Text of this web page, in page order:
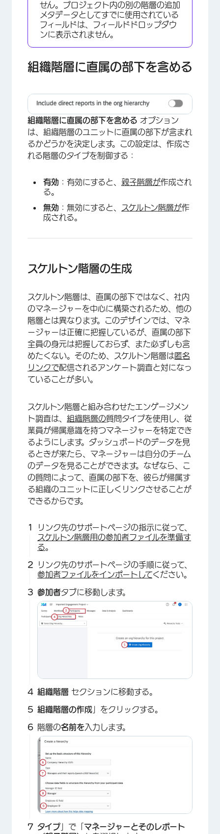
×
せん。プロジェクト内の別の階層の追加
メタデータとしてすでに使用されている
フィールドは、フィールドドロップダウ
ンに表示されません。
組織階層に直属の部下を含める
組織階層に直属の部下を含める オプション
は、組織階層のユニットに直属の部下が含まれ
るかどうかを決定します。この設定は、作成さ
れる階層のタイプを制御する：
有効 ：有効にすると、 親子階層が作成され
る。
無効 ：無効にすると、 スケルトン階層が作
成される。
スケルトン階層の生成
スケルトン階層は、直属の部下ではなく、社内
のマネージャーを中心に構築されるため、他の
階層とは異なります。このデザインでは、マネ
ージャーは正確に把握しているが、直属の部下
全員の身元は把握しておらず、また必ずしも含
めたくない。そのため、スケルトン階層は匿名
リンクで配信されるアンケート調査と対になっ
ていることが多い。
スケルトン階層と組み合わせたエンゲージメン
ト調査は、 組織階層の質問タイプを使用し、従
業員が帰属意識を持つマネージャーを特定でき
るようにします。ダッシュボードのデータを見
るときが来たら、マネージャーは自分のチーム
のデータを見ることができます。なぜなら、こ
の質問によって、直属の部下を、彼らが帰属す
る組織のユニットに正しくリンクさせることが
できるからです。
リンク先のサポートページの指示に従って、
スケルトン階層用の参加者ファイルを準備す
る。
リンク先のサポートページの手順に従って、
参加者ファイルをインポートしてください。
参加者タブに移動します。
組織階層 セクションに移動する。
組織階層の作成 」をクリックする。
階層の名前を入力します。
タイプ 」で「 マネージャーとそのレポート